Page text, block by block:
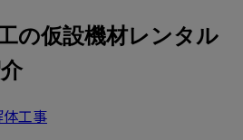
の仮設機材レンタル
工事